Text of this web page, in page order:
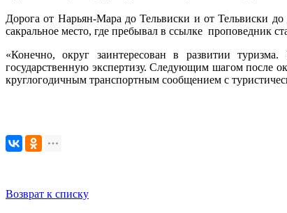
Дорога от Нарьян-Мара до Тельвиски и от Тельвиски
сакральное место, где пребывал в ссылке проповедник
«Конечно, округ заинтересован в развитии
государственную экспертизу. Следующим шагом после
круглогодичным транспортным сообщением с
Возврат к списку